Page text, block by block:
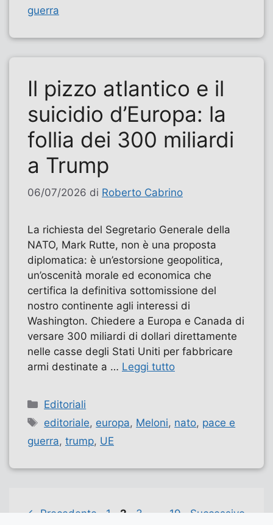
guerra
Il pizzo atlantico e il
suicidio d’Europa: la
follia dei 300 miliardi
a Trump
06/07/2026 di Roberto Cabrino
La richiesta del Segretario Generale della
NATO, Mark Rutte, non è una proposta
diplomatica: è un’estorsione geopolitica,
un’oscenità morale ed economica che
certifica la definitiva sottomissione del
nostro continente agli interessi di
Washington. Chiedere a Europa e Canada di
versare 300 miliardi di dollari direttamente
nelle casse degli Stati Uniti per fabbricare
armi destinate a … Leggi tutto
Categorie
Editoriali
Tag
editoriale, europa, Meloni, nato, pace e
guerra, trump, UE
← Precedente Pagina
1 Pagina
2 Pagina
3 Pagina
19
Successivo